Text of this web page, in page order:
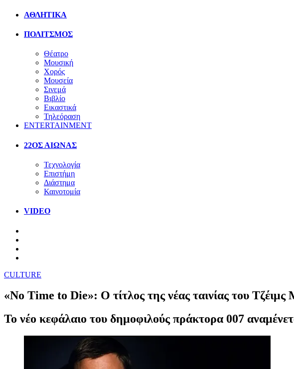
ΑΘΛΗΤΙΚΑ
ΠΟΛΙΤΣΜΟΣ
Θέατρο
Μουσική
Χορός
Μουσεία
Σινεμά
Βιβλίο
Εικαστικά
Τηλεόραση
ENTERTAINMENT
22ΟΣ ΑΙΩΝΑΣ
Τεχνολογία
Επιστήμη
Διάστημα
Καινοτομία
VIDEO
CULTURE
«No Time to Die»: Ο τίτλος της νέας ταινίας του Τζέιμς
Το νέο κεφάλαιο του δημοφιλούς πράκτορα 007